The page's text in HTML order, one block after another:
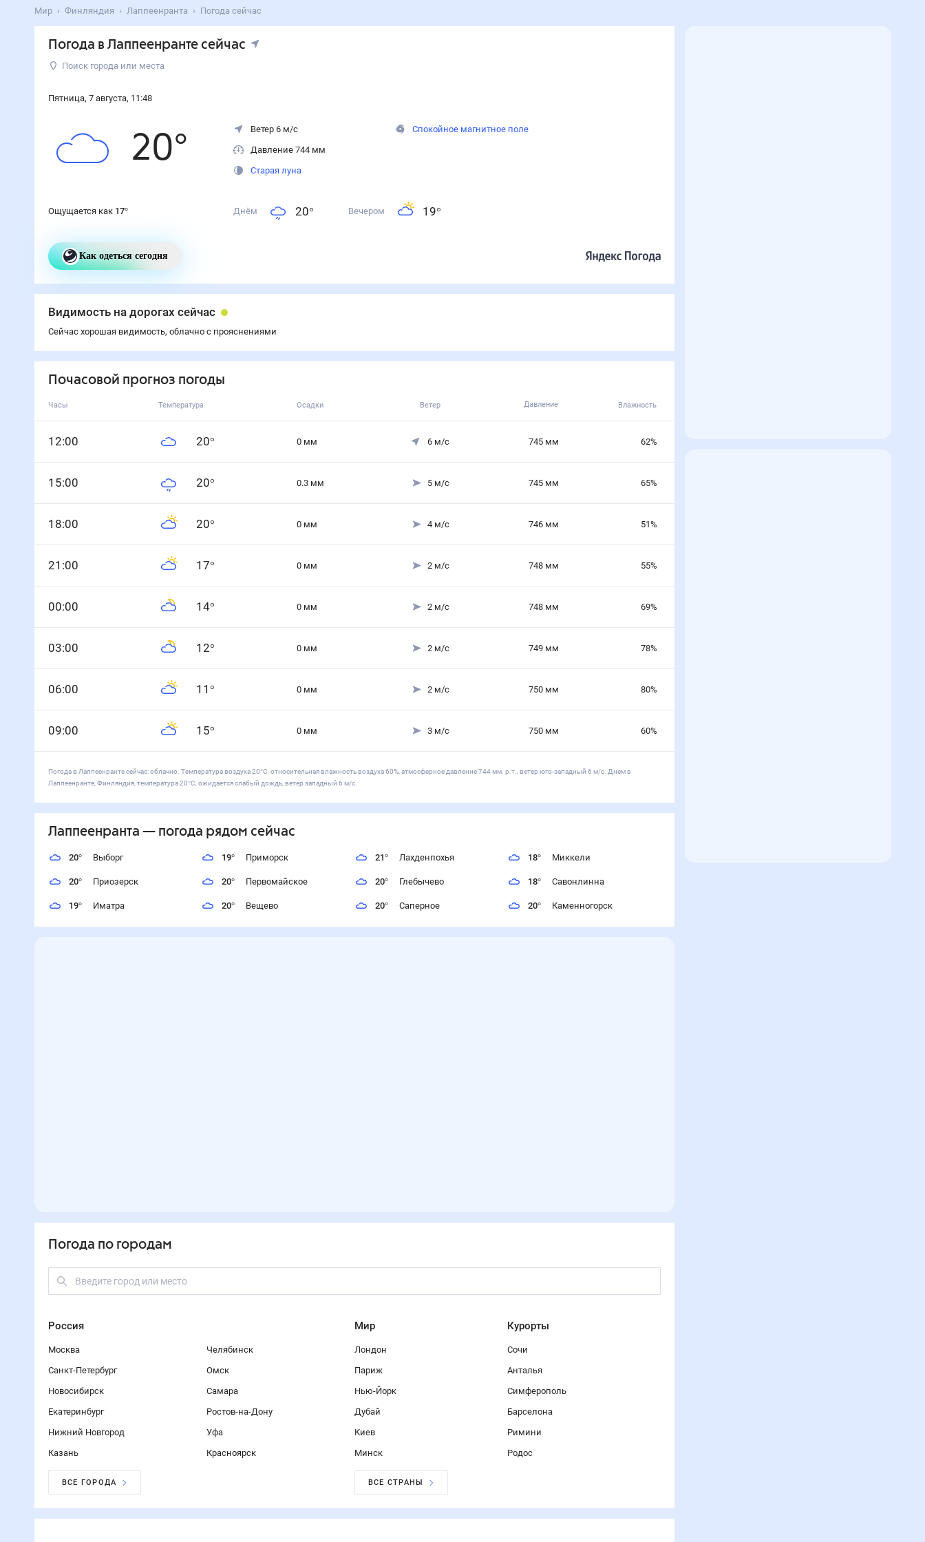
Мир Финляндия Лаппеенранта Погода сейчас
Погода в Лаппеенрантесейчас
Поиск города или места
Пятница, 7 августа, 11 :48
20°
Ощущается как 17°
Ветер 6 м/с
Давление 744 мм
Старая луна
Спокойное магнитное поле
Днём 20° Вечером 19°
Как одеться сегодня
Видимость на дорогах сейчас
Сейчас хорошая видимость, облачно с прояснениями
Почасовой прогноз погоды
Часы Температура Осадки Ветер Давление Влажность
12:00 20° 0мм 6м/с 745мм 62%
15:00 20° 0.3мм 5м/с 745мм 65%
18:00 20° 0мм 4м/с 746мм 51%
21 :00 17° 0мм 2м/с 748мм 55%
00:00 14° 0мм 2м/с 748мм 69%
03:00 12° 0мм 2м/с 749мм 78%
06:00 11 ° 0мм 2м/с 750мм 80%
09:00 15° 0мм 3м/с 750мм 60%
Погода в Лаппеенранте сейчас: облачно. Температура воздуха 20°С, относительная влажность воздуха 60%, атмосферное давление 744 мм. р.т., ветер юго-западный 6 м/с. Днем в
Лаппеенранте, Финляндия, температура 20°С, ожидается слабый дождь, ветер западный 6 м/с.
Лаппеенранта — погода рядом сейчас
20° Выборг
20° Приозерск
19° Иматра
19° Приморск
20° Первомайское
20° Вещево
21° Лахденпохья
20° Глебычево
20° Саперное
18° Миккели
18° Савонлинна
20° Каменногорск
Погода по городам
Россия
Москва
Санкт-Петербург
Новосибирск
Екатеринбург
Нижний Новгород
Казань
Челябинск
Омск
Самара
Ростов-на-Дону
Уфа
Красноярск
ВСЕ ГОРОДА
Мир
Лондон
Париж
Нью-Йорк
Дубай
Киев
Минск
Курорты
Сочи
Анталья
Симферополь
Барселона
Римини
Родос
ВСЕ СТРАНЫ